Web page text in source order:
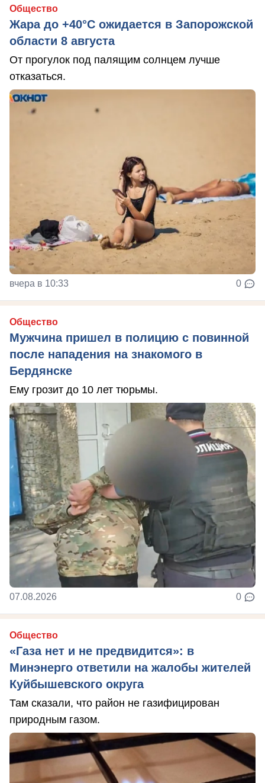
Общество
Жара до +40°С ожидается в Запорожской
области 8 августа
От прогулок под палящим солнцем лучше
отказаться.
вчера в 10:33 0
Общество
Мужчина пришел в полицию с повинной
после нападения на знакомого в
Бердянске
Ему грозит до 10 лет тюрьмы.
07.08.2026 0
Общество
«Газа нет и не предвидится»: в
Минэнерго ответили на жалобы жителей
Куйбышевского округа
Там сказали, что район не газифицирован
природным газом.